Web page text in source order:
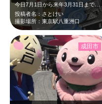
今日7月1日から来年3月31日まで、君津地域と首都圏を1日3往復する、きみぴょ…
投稿者名：さとけい
撮影場所：東京駅八重洲口
成田市